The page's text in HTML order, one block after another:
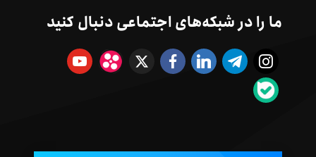
ما را در شبکه‌های اجتماعی دنبال کنید